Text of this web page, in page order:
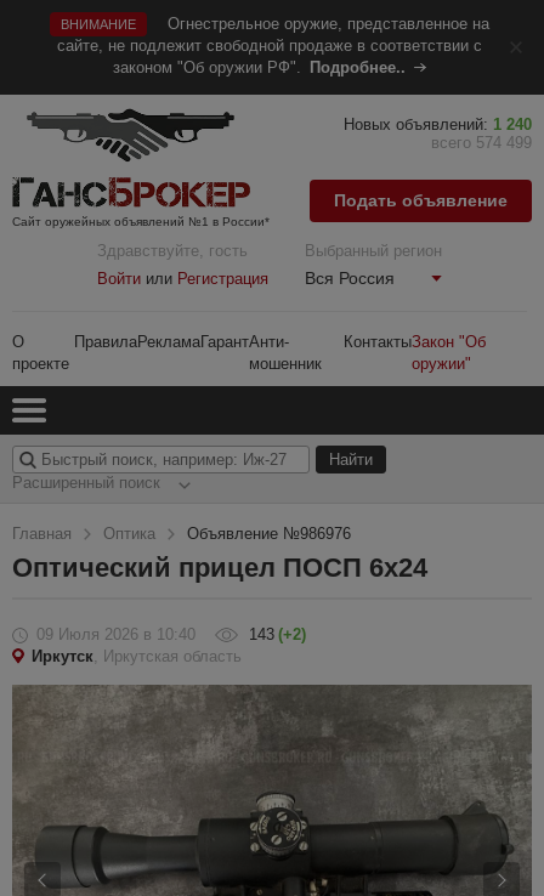
ВНИМАНИЕ
Огнестрельное оружие, представленное на
сайте, не подлежит свободной продаже в соответствии с
законом "Об оружии РФ".
Подробнее..
Сайт оружейных объявлений №1 в России*
Здравствуйте, гость
Войти или Регистрация
Выбранный регион
Вся Россия
О
проекте
ПравилаРекламаГарантАнти-
мошенник
КонтактыЗакон "Об
оружии"
Новых объявлений: 1 240
всего 574 499
Подать объявление
Расширенный поиск
Главная Оптика Объявление №986976
Оптический прицел ПОСП 6х24
09 Июля 2026 в 10:40 143 (+2)
Иркутск, Иркутская область